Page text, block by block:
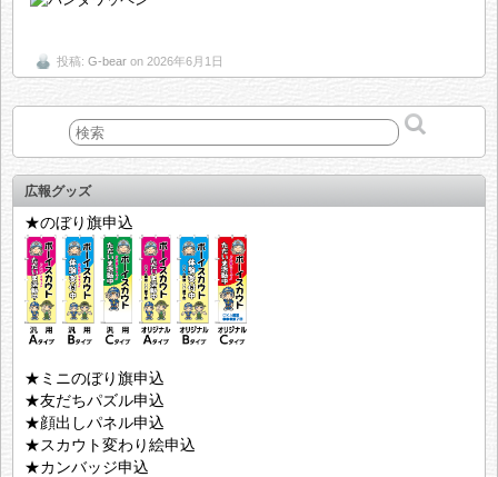
投稿: G-bear on 2026年6月1日
広報グッズ
★のぼり旗申込
★ミニのぼり旗申込
★友だちパズル申込
★顔出しパネル申込
★スカウト変わり絵申込
★カンバッジ申込